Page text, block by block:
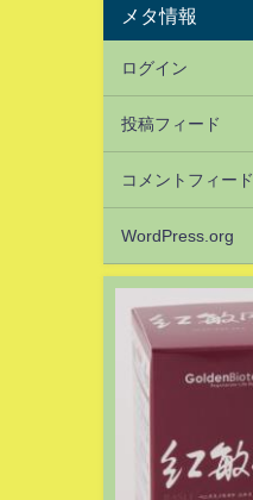
メタ情報
ログイン
投稿フィード
コメントフィード
WordPress.org